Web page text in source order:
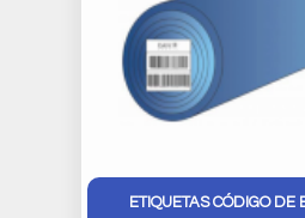
ETIQUETAS CÓDIGO